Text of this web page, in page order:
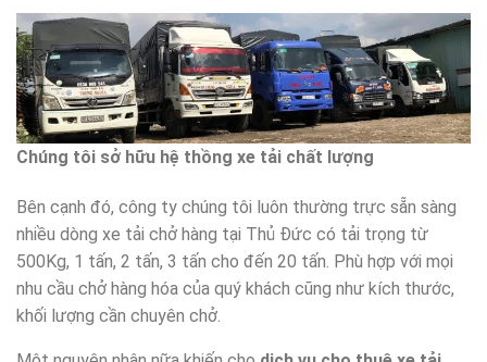
Chúng tôi sở hữu hệ thồng xe tải chất lượng
Bên cạnh đó, công ty chúng tôi luôn thường trực sẵn sàng
nhiều dòng xe tải chở hàng tại Thủ Đức có tải trọng từ
500Kg, 1 tấn, 2 tấn, 3 tấn cho đến 20 tấn. Phù hợp với mọi
nhu cầu chở hàng hóa của quý khách cũng như kích thước,
khối lượng cần chuyên chở.